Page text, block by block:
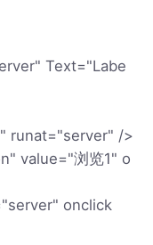
Text="Labe
runat="server" />
value="浏览1" o
onclick